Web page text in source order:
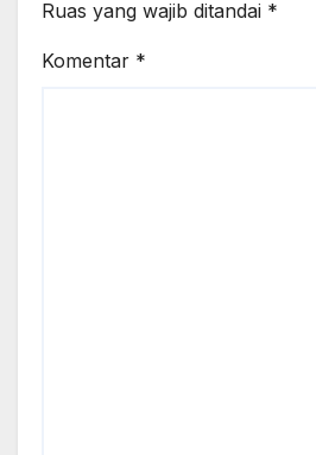
Ruas yang wajib ditandai *
Komentar *